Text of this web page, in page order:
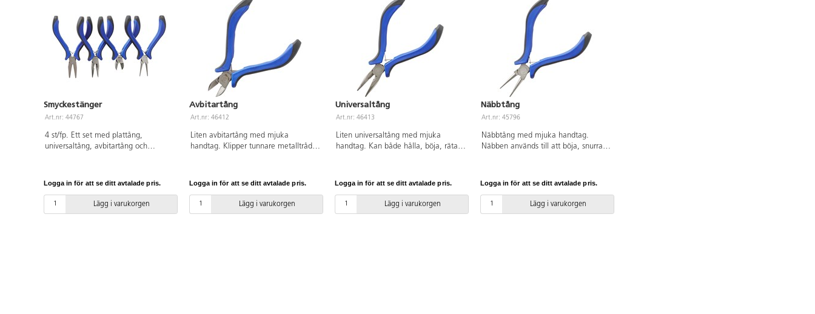
Smyckestänger
Art.nr: 44767
4 st/fp. Ett set med plattång,
universaltång, avbitartång och
Logga in för att se ditt avtalade pris.
Lägg i varukorgen
Avbitartång
Art.nr: 46412
Liten avbitartång med mjuka
handtag. Klipper tunnare metalltrådar
Logga in för att se ditt avtalade pris.
Lägg i varukorgen
Universaltång
Art.nr: 46413
Liten universaltång med mjuka
handtag. Kan både hålla, böja, räta
Logga in för att se ditt avtalade pris.
Lägg i varukorgen
Näbbtång
Art.nr: 45796
Näbbtång med mjuka handtag.
Näbben används till att böja, snurra
Logga in för att se ditt avtalade pris.
Lägg i varukorgen